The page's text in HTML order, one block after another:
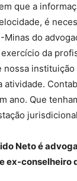
que a
é
Minas do
da
nossa
atividade.
ano. Que
Neto é
ex-conselheiro